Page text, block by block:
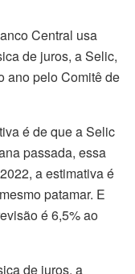
Central usa
de juros, a Selic,
ano pelo Comitê de
é de que a Selic
passada, essa
a estimativa é
patamar. E
é 6,5% ao
de juros, a